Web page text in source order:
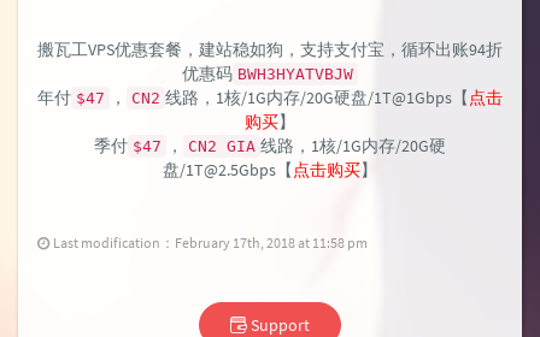
搬瓦工VPS优惠套餐，建站稳如狗，支持支付宝，循环出账94折
优惠码 BWH3HYATVBJW
年付 $47 ， CN2 线路，1核/1G内存/20G硬盘/1T@1Gbps【 点击
购买】
季付 $47 ， CN2 GIA 线路，1核/1G内存/20G硬
盘/1T@2.5Gbps【 点击购买】
Last modification：February 17th, 2018 at 11:58 pm
Support